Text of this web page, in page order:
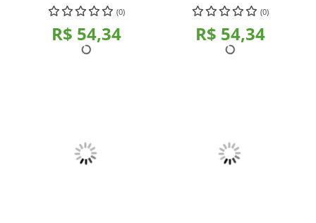
(0)
R$ 54,34
(0)
R$ 54,34